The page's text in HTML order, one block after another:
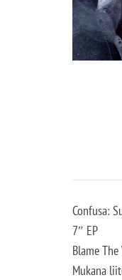
Confusa:
7″ EP
Blame
Mukana